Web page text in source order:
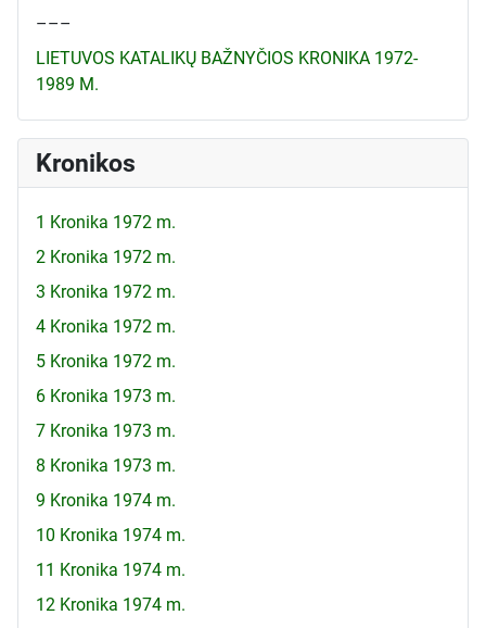
–––
LIETUVOS KATALIKŲ BAŽNYČIOS KRONIKA 1972-
1989 M.
Kronikos
1 Kronika 1972 m.
2 Kronika 1972 m.
3 Kronika 1972 m.
4 Kronika 1972 m.
5 Kronika 1972 m.
6 Kronika 1973 m.
7 Kronika 1973 m.
8 Kronika 1973 m.
9 Kronika 1974 m.
10 Kronika 1974 m.
11 Kronika 1974 m.
12 Kronika 1974 m.